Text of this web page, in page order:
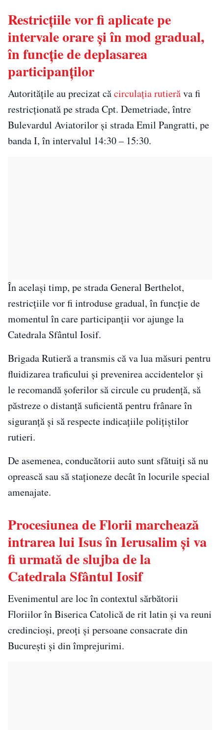
Restricțiile vor fi aplicate pe
intervale orare și în mod gradual,
în funcție de deplasarea
participanților
Autoritățile au precizat căcirculația rutierăva fi
restricționată pe strada Cpt. Demetriade, între
Bulevardul Aviatorilor și strada Emil Pangratti, pe
banda I, în intervalul 14:30 – 15:30.
În același timp, pe strada General Berthelot,
restricțiile vor fi introduse gradual, în funcție de
momentul în care participanții vor ajunge la
Catedrala Sfântul Iosif.
Brigada Rutierăa transmis că va lua măsuri pentru
fluidizarea traficului și prevenirea accidentelor și
le recomandă șoferilor să circule cu prudență, să
păstreze o distanță suficientă pentru frânare în
siguranță și să respecte indicațiile polițiștilor
rutieri.
De asemenea, conducătorii auto sunt sfătuiți să nu
oprească sau să staționeze decât în locurile special
amenajate.
Procesiunea de Florii marchează
intrarea lui Isus în Ierusalim și va
fi urmată de slujba de la
Catedrala Sfântul Iosif
Evenimentul are loc în contextul sărbătorii
Floriilor în Biserica Catolică de rit latin și va reuni
credincioși, preoți și persoane consacrate din
București și din împrejurimi.